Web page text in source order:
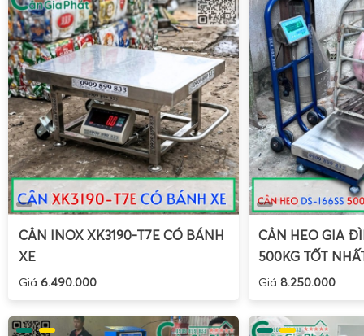
CÂN INOX XK3190-T7E CÓ BÁNH
XE
Giá 6.490.000
CÂN HEO GIA
500KG TỐT
Giá 8.250.000